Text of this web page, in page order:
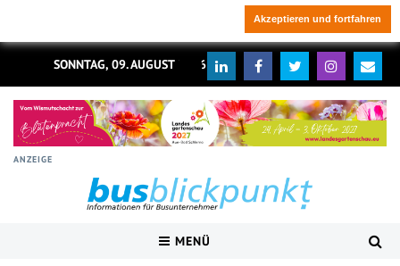
Akzeptieren und fortfahren
SONNTAG, 09. AUGUST 2026
ANZEIGE
MENÜ